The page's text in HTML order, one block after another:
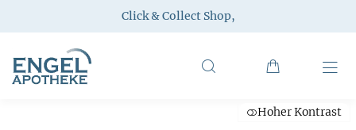
Click & Collect Shop,
Hoher Kontrast